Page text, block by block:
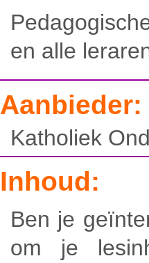
en alle
Aanbieder:
Katholiek
Inhoud:
Ben je
om je